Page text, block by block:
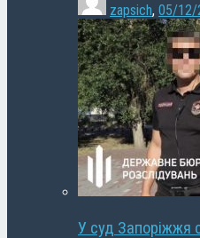
zapsich, 05/12/
У суд Запоріжжя